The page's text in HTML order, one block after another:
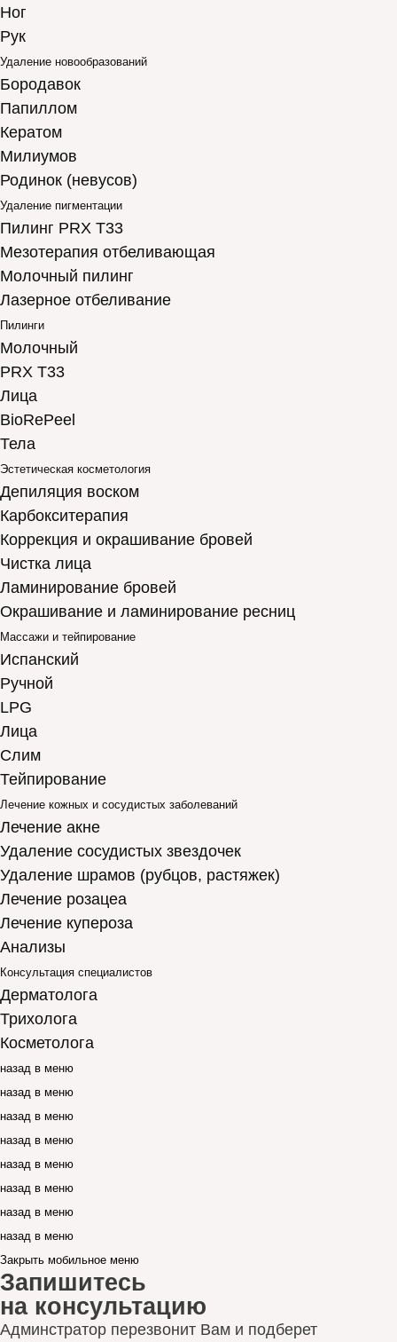
Ног
Рук
Удаление новообразований
Бородавок
Папиллом
Кератом
Милиумов
Родинок (невусов)
Удаление пигментации
Пилинг PRX T33
Мезотерапия отбеливающая
Молочный пилинг
Лазерное отбеливание
Пилинги
Молочный
PRX T33
Лица
BioRePeel
Тела
Эстетическая косметология
Депиляция воском
Карбокситерапия
Коррекция и окрашивание бровей
Чистка лица
Ламинирование бровей
Окрашивание и ламинирование ресниц
Массажи и тейпирование
Испанский
Ручной
LPG
Лица
Слим
Тейпирование
Лечение кожных и сосудистых заболеваний
Лечение акне
Удаление сосудистых звездочек
Удаление шрамов (рубцов, растяжек)
Лечение розацеа
Лечение купероза
Анализы
Консультация специалистов
Дерматолога
Трихолога
Косметолога
назад в меню
назад в меню
назад в меню
назад в меню
назад в меню
назад в меню
назад в меню
назад в меню
Закрыть мобильное меню
Запишитесь
на консультацию
Админстратор перезвонит Вам и подберет